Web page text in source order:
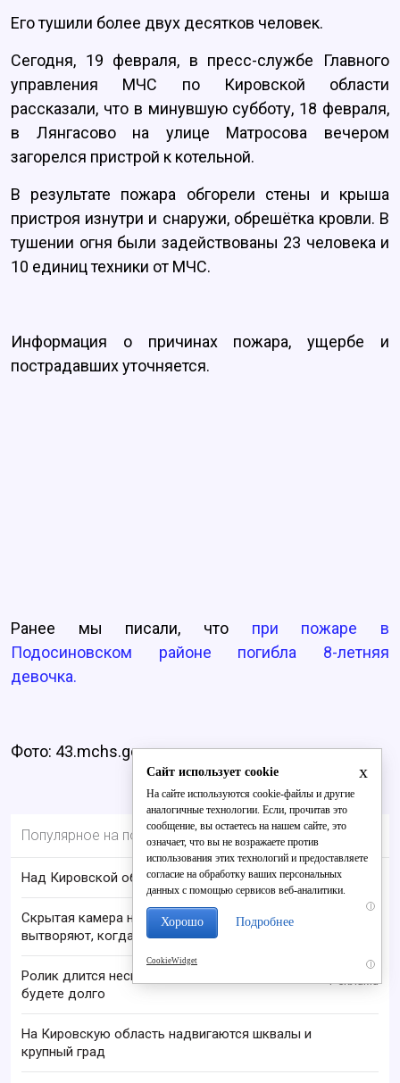
Его тушили более двух десятков человек.
Сегодня, 19 февраля, в пресс-службе Главного
управления МЧС по Кировской области
рассказали, что в минувшую субботу, 18 февраля,
в Лянгасово на улице Матросова вечером
загорелся пристрой к котельной.
В результате пожара обгорели стены и крыша
пристроя изнутри и снаружи, обрешётка кровли. В
тушении огня были задействованы 23 человека и
10 единиц техники от МЧС.
Информация о причинах пожара, ущербе и
пострадавших уточняется.
Ранее мы писали, что при пожаре в
Подосиновском районе погибла 8-летняя
девочка.
Фото: 43.mchs.gov.ru
Популярное на портале
Над Кировской областью сбили БПЛА
i
Скрытая камера на пляже Крыма: Что люди
вытворяют, когда их не видят...
i
Ролик длится несколько секунд, а смеяться вы
будете долго
На Кировскую область надвигаются шквалы и
крупный град
x
Сайт использует cookie
На сайте используются cookie-файлы и другие
аналогичные технологии. Если, прочитав это
сообщение, вы остаетесь на нашем сайте, это
означает, что вы не возражаете против
использования этих технологий и предоставляете
согласие на обработку ваших персональных
данных с помощью сервисов веб-аналитики.
Хорошо Подробнее
CookieWidget